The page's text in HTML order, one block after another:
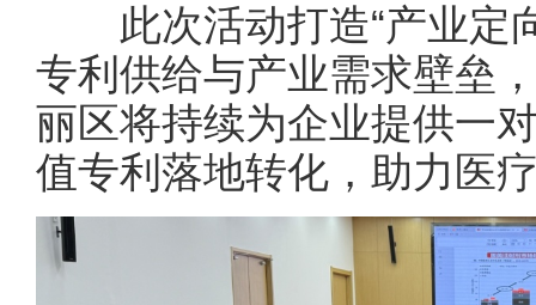
此次活动打造“产业定
专利供给与产业需求壁垒
丽区将持续为企业提供一
值专利落地转化，助力医